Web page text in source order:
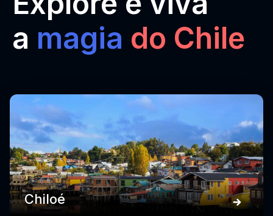
a magia do Chile
Chiloé